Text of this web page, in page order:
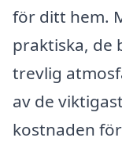
för ditt hem.
praktiska, de
trevlig
av de
kostnaden